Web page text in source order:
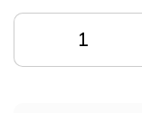
cena:
KOŠÍKU
KOŠÍKU